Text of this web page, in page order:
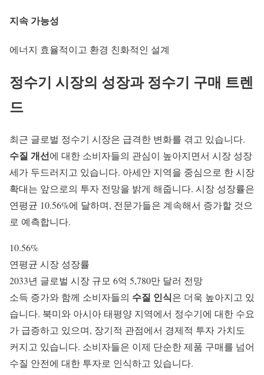
지속 가능성
에너지 효율적이고 환경 친화적인 설계
정수기 시장의 성장과정수기 구매 트렌
드
최근 글로벌 정수기 시장은 급격한 변화를 겪고 있습니다.
수질 개선에 대한 소비자들의 관심이 높아지면서 시장 성장
세가 두드러지고 있습니다. 아세안 지역을 중심으로 한 시장
확대는 앞으로의 투자 전망을 밝게 해줍니다. 시장 성장률은
연평균 10.56%에 달하며, 전문가들은 계속해서 증가할 것으
로 예측합니다.
10.56%
연평균 시장 성장률
2033년 글로벌 시장 규모 6억 5,780만 달러 전망
소득 증가와 함께 소비자들의 수질 인식은 더욱 높아지고 있
습니다. 북미와 아시아 태평양 지역에서 정수기에 대한 수요
가 급증하고 있으며, 장기적 관점에서 경제적 투자 가치도
커지고 있습니다. 소비자들은 이제 단순한 제품 구매를 넘어
수질 안전에 대한 투자로 인식하고 있습니다.